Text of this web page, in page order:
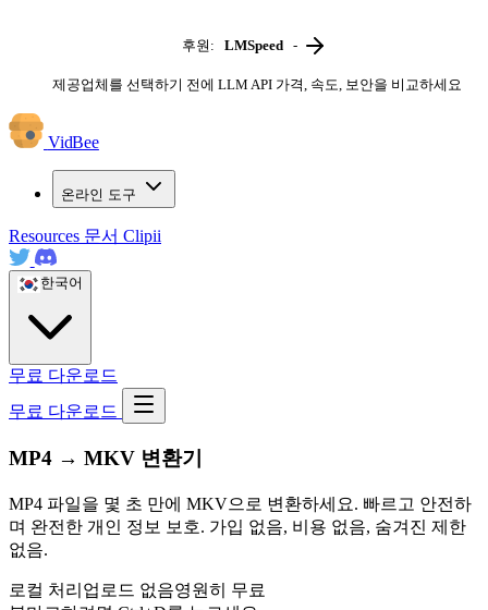
후원: LMSpeed -
제공업체를 선택하기 전에 LLM API 가격, 속도, 보안을 비교하세요
VidBee
온라인 도구
Resources 문서 Clipii
한국어
무료 다운로드
무료 다운로드
MP4 → MKV 변환기
MP4 파일을 몇 초 만에 MKV으로 변환하세요. 빠르고 안전하
며 완전한 개인 정보 보호. 가입 없음, 비용 없음, 숨겨진 제한
없음.
로컬 처리 업로드 없음영원히 무료